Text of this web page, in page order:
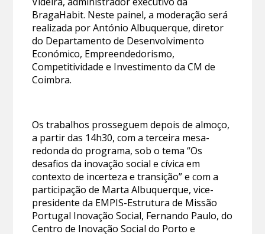
BragaHabit. Neste painel, a moderação será
realizada por António Albuquerque, diretor
do Departamento de Desenvolvimento
Económico, Empreendedorismo,
Competitividade e Investimento da CM de
Coimbra.
Os trabalhos prosseguem depois de almoço,
a partir das 14h30, com a terceira mesa-
redonda do programa, sob o tema “Os
desafi­os da inovação social e cívica em
contexto de incerteza e transição” e com a
participação de Marta Albuquerque, vice-
presidente da EMPIS-Estrutura de Missão
Portugal Inovação Social, Fernando Paulo, do
Centro de Inovação Social do Porto e